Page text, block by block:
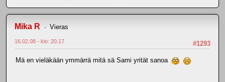
Mika R Vieras
#1293
16.02.08 - klo: 20.17
Mä en vieläkään ymmärrä mitä sä Sami yrität sanoa